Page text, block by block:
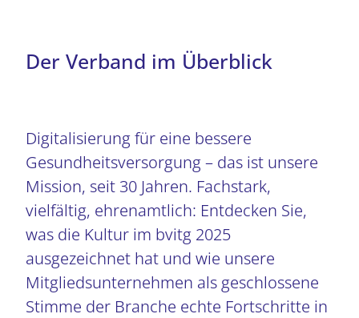
Der Verband im Überblick
Digitalisierung für eine bessere
Gesundheitsversorgung – das ist unsere
Mission, seit 30 Jahren. Fachstark,
vielfältig, ehrenamtlich: Entdecken Sie,
was die Kultur im bvitg 2025
ausgezeichnet hat und wie unsere
Mitgliedsunternehmen als geschlossene
Stimme der Branche echte Fortschritte in